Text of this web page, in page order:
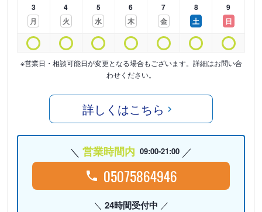
3
月
4
火
5
水
6
木
7
金
8
土
9
日
※営業日・相談可能日が変更となる場合もございます。詳細はお問い合
わせください。
詳しくはこちら
営業時間内 09:00-21:00
05075864946
24時間受付中